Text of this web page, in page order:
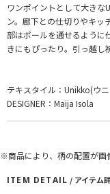
ワンポイントとして大き
ン。廊下との仕切りやキッ
部はポールを通せるように
きにもぴったり。引っ越し
テキスタイル：Unikko(ウ
DESIGNER：Maija Isola
※商品により、柄の配置が画
ITEM DETAIL / アイテム